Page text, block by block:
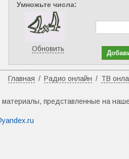
Умножьте числа:
Обновить
Главная / Радио онлайн / ТВ
представленные на